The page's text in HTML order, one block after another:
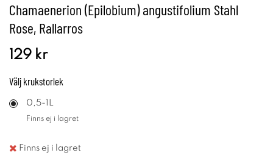
Chamaenerion (Epilobium) angustifolium Stahl
Rose, Rallarros
129 kr
Välj krukstorlek
0,5-1L
Finns ej i lagret
Finns ej i lagret